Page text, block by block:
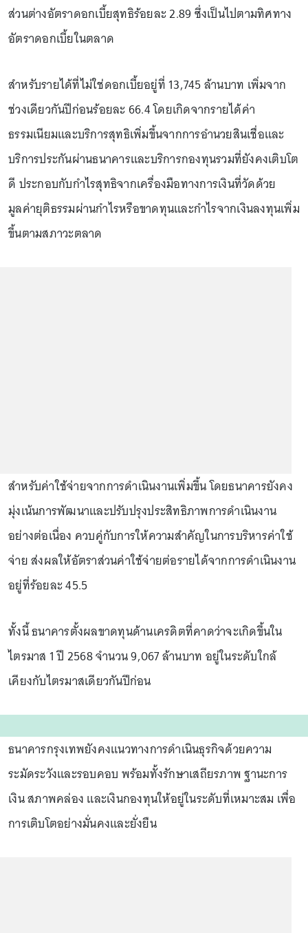
ส่วนต่างอัตราดอกเบี้ยสุทธิร้อยละ 2.89 ซึ่งเป็นไปตามทิศทาง
อัตราดอกเบี้ยในตลาด
สำหรับรายได้ที่ไม่ใช่ดอกเบี้ยอยู่ที่ 13,745 ล้านบาท เพิ่มจาก
ช่วงเดียวกันปีก่อนร้อยละ 66.4 โดยเกิดจากรายได้ค่า
ธรรมเนียมและบริการสุทธิเพิ่มขึ้นจากการอำนวยสินเชื่อและ
บริการประกันผ่านธนาคารและบริการกองทุนรวมที่ยังคงเติบโต
ดี ประกอบกับกำไรสุทธิจากเครื่องมือทางการเงินที่วัดด้วย
มูลค่ายุติธรรมผ่านกำไรหรือขาดทุนและกำไรจากเงินลงทุนเพิ่ม
ขึ้นตามสภาวะตลาด
สำหรับค่าใช้จ่ายจากการดำเนินงานเพิ่มขึ้น โดยธนาคารยังคง
มุ่งเน้นการพัฒนาและปรับปรุงประสิทธิภาพการดำเนินงาน
อย่างต่อเนื่อง ควบคู่กับการให้ความสำคัญในการบริหารค่าใช้
จ่าย ส่งผลให้อัตราส่วนค่าใช้จ่ายต่อรายได้จากการดำเนินงาน
อยู่ที่ร้อยละ 45.5
ทั้งนี้ ธนาคารตั้งผลขาดทุนด้านเครดิตที่คาดว่าจะเกิดขึ้นใน
ไตรมาส 1 ปี 2568 จำนวน 9,067 ล้านบาท อยู่ในระดับใกล้
เคียงกับไตรมาสเดียวกันปีก่อน
ธนาคารกรุงเทพยังคงแนวทางการดำเนินธุรกิจด้วยความ
ระมัดระวังและรอบคอบ พร้อมทั้งรักษาเสถียรภาพ ฐานะการ
เงิน สภาพคล่อง และเงินกองทุนให้อยู่ในระดับที่เหมาะสม เพื่อ
การเติบโตอย่างมั่นคงและยั่งยืน